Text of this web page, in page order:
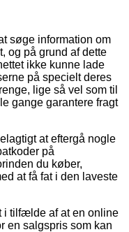
søge information om
og på grund af dette
ikke kunne lade
på specielt deres
lige så vel som til
gange garantere fragt
at eftergå nogle
på
du køber,
at få fat i den laveste
i tilfælde af at en online
en salgspris som kan